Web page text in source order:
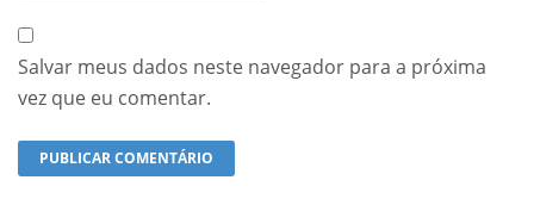
Salvar meus dados neste navegador para a próxima
vez que eu comentar.